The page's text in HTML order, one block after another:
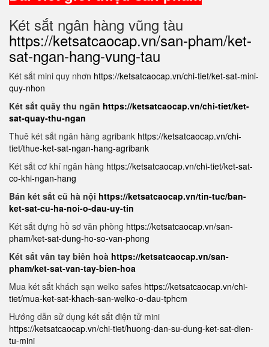
Két sắt ngân hàng vũng tàu
https://ketsatcaocap.vn/san-pham/ket-
sat-ngan-hang-vung-tau
Két sắt mini quy nhơn https://ketsatcaocap.vn/chi-tiet/ket-sat-mini-
quy-nhon
Két sắt quầy thu ngân https://ketsatcaocap.vn/chi-tiet/ket-
sat-quay-thu-ngan
Thuê két sắt ngân hàng agribank https://ketsatcaocap.vn/chi-
tiet/thue-ket-sat-ngan-hang-agribank
Két sắt cơ khí ngân hàng https://ketsatcaocap.vn/chi-tiet/ket-sat-
co-khi-ngan-hang
Bán két sắt cũ hà nội https://ketsatcaocap.vn/tin-tuc/ban-
ket-sat-cu-ha-noi-o-dau-uy-tin
Két sắt đựng hồ sơ văn phòng https://ketsatcaocap.vn/san-
pham/ket-sat-dung-ho-so-van-phong
Két sắt vân tay biên hoà https://ketsatcaocap.vn/san-
pham/ket-sat-van-tay-bien-hoa
Mua két sắt khách sạn welko safes https://ketsatcaocap.vn/chi-
tiet/mua-ket-sat-khach-san-welko-o-dau-tphcm
Hướng dẫn sử dụng két sắt điện tử mini
https://ketsatcaocap.vn/chi-tiet/huong-dan-su-dung-ket-sat-dien-
tu-mini